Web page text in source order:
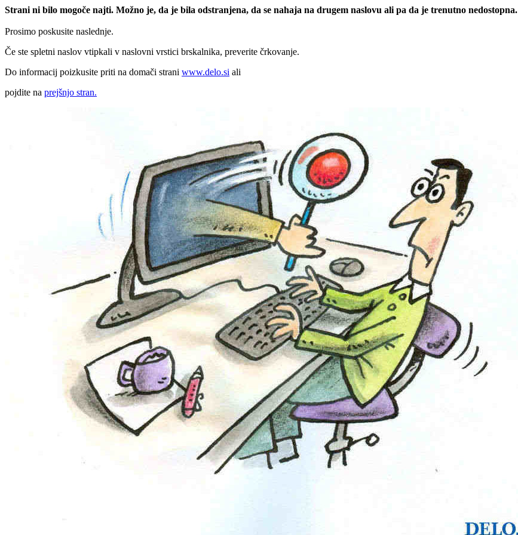
Strani ni bilo mogoče najti. Možno je, da je bila odstranjena, da se nahaja na drugem naslovu ali pa da je trenutno nedostopna.
Prosimo poskusite naslednje.
Če ste spletni naslov vtipkali v naslovni vrstici brskalnika, preverite črkovanje.
Do informacij poizkusite priti na domači strani www.delo.si ali
pojdite na prejšnjo stran.